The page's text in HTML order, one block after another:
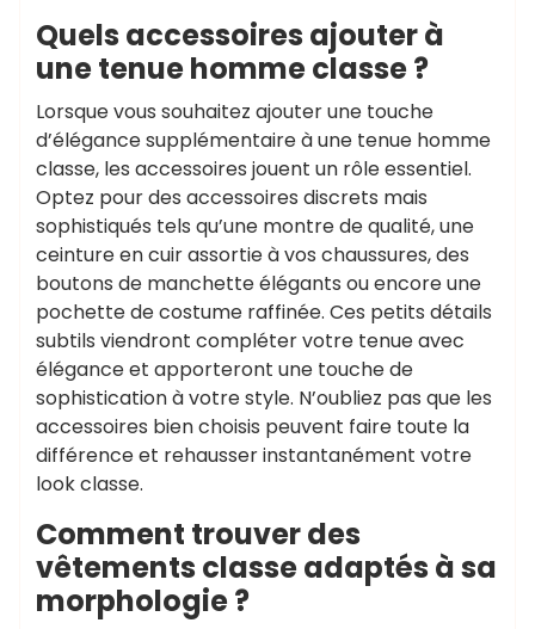
Quels accessoires ajouter à
une tenue homme classe ?
Lorsque vous souhaitez ajouter une touche
d’élégance supplémentaire à une tenue homme
classe, les accessoires jouent un rôle essentiel.
Optez pour des accessoires discrets mais
sophistiqués tels qu’une montre de qualité, une
ceinture en cuir assortie à vos chaussures, des
boutons de manchette élégants ou encore une
pochette de costume raffinée. Ces petits détails
subtils viendront compléter votre tenue avec
élégance et apporteront une touche de
sophistication à votre style. N’oubliez pas que les
accessoires bien choisis peuvent faire toute la
différence et rehausser instantanément votre
look classe.
Comment trouver des
vêtements classe adaptés à sa
morphologie ?